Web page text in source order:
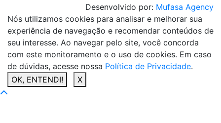
Desenvolvido por: Mufasa Agency
Nós utilizamos cookies para analisar e melhorar sua
experiência de navegação e recomendar conteúdos de
seu interesse. Ao navegar pelo site, você concorda
com este monitoramento e o uso de cookies. Em caso
de dúvidas, acesse nossa Política de Privacidade.
OK, ENTENDI!
X